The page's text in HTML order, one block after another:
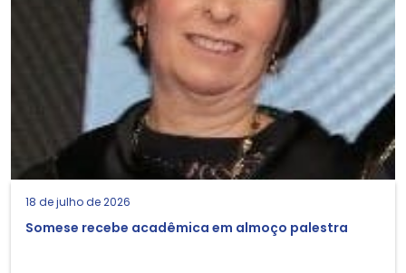
18 de julho de 2026
Somese recebe acadêmica em almoço palestra